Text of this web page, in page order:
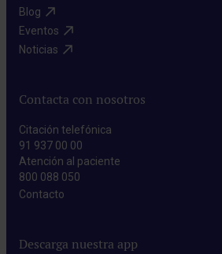
Blog​
Eventos​
Noticias​
Contacta con nosotros
Citación telefónica
91 937 00 00
Atención al paciente
800 088 050
Contacto​
Descarga nuestra app